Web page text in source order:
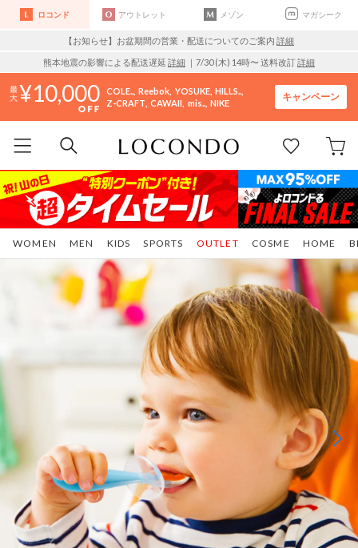
ロコンド アウトレット メゾン マガシーク
【お知らせ】お盆期間の営業・配送についてのご案内 詳細
熊本地震の影響による配送遅延 詳細 ｜7/30 (木) 14時〜 送料改訂詳細
10,000 COLE.. Reebok YOSUKE HILLS..
Z-CRAFT CAWAII mis.. NIKE
キャンペーン
WOMEN MEN KIDS SPORTS COSME HOME
OUTLET